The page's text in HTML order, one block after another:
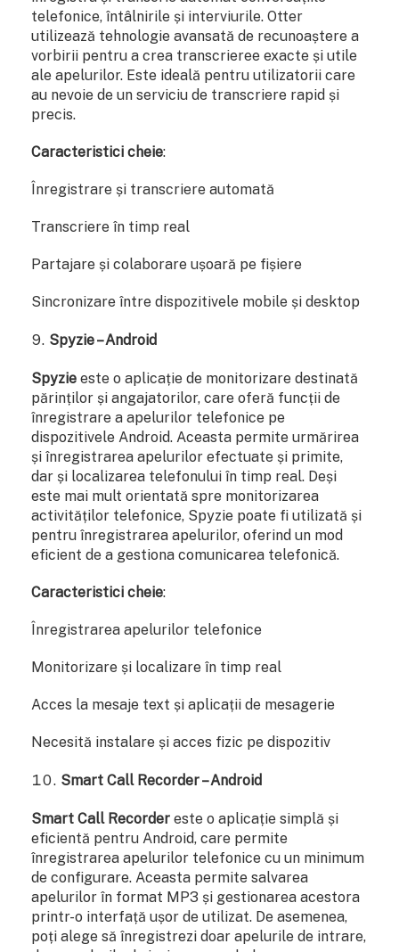
telefonice, întâlnirile și interviurile. Otter
utilizează tehnologie avansată de recunoaștere a
vorbirii pentru a crea transcrieree exacte și utile
ale apelurilor. Este ideală pentru utilizatorii care
au nevoie de un serviciu de transcriere rapid și
precis.
Caracteristici cheie:
Înregistrare și transcriere automată
Transcriere în timp real
Partajare și colaborare ușoară pe fișiere
Sincronizare între dispozitivele mobile și desktop
Spyzie – Android
Spyzie este o aplicație de monitorizare destinată
părinților și angajatorilor, care oferă funcții de
înregistrare a apelurilor telefonice pe
dispozitivele Android. Aceasta permite urmărirea
și înregistrarea apelurilor efectuate și primite,
dar și localizarea telefonului în timp real. Deși
este mai mult orientată spre monitorizarea
activităților telefonice, Spyzie poate fi utilizată și
pentru înregistrarea apelurilor, oferind un mod
eficient de a gestiona comunicarea telefonică.
Caracteristici cheie:
Înregistrarea apelurilor telefonice
Monitorizare și localizare în timp real
Acces la mesaje text și aplicații de mesagerie
Necesită instalare și acces fizic pe dispozitiv
Smart Call Recorder – Android
Smart Call Recorder este o aplicație simplă și
eficientă pentru Android, care permite
înregistrarea apelurilor telefonice cu un minimum
de configurare. Aceasta permite salvarea
apelurilor în format MP3 și gestionarea acestora
printr-o interfață ușor de utilizat. De asemenea,
poți alege să înregistrezi doar apelurile de intrare,